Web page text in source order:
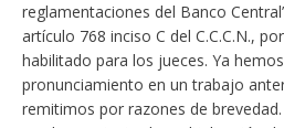
reglamentaciones del Banco
artículo 768 inciso C del C.C.C.N.,
habilitado para los jueces. Ya
pronunciamiento en un trabajo
remitimos por razones de